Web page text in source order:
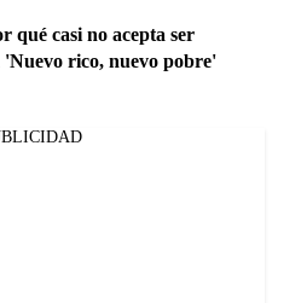
qué casi no acepta ser
rico, nuevo pobre'